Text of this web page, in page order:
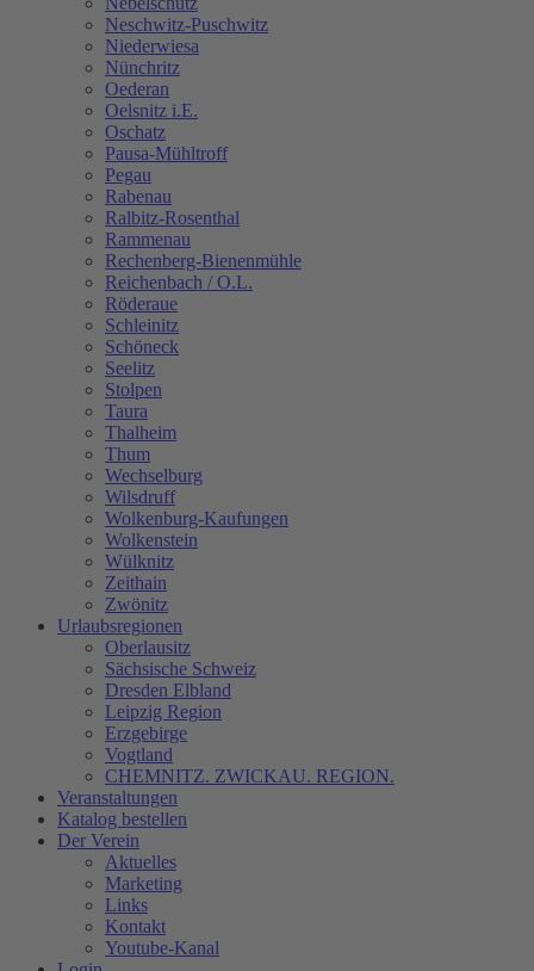
Neschwitz-Puschwitz
Niederwiesa
Nünchritz
Oederan
Oelsnitz i.E.
Oschatz
Pausa-Mühltroff
Pegau
Rabenau
Ralbitz-Rosenthal
Rammenau
Rechenberg-Bienenmühle
Reichenbach / O.L.
Röderaue
Schleinitz
Schöneck
Seelitz
Stolpen
Taura
Thalheim
Thum
Wechselburg
Wilsdruff
Wolkenburg-Kaufungen
Wolkenstein
Wülknitz
Zeithain
Zwönitz
Urlaubsregionen
Oberlausitz
Sächsische Schweiz
Dresden Elbland
Leipzig Region
Erzgebirge
Vogtland
CHEMNITZ. ZWICKAU. REGION.
Veranstaltungen
Katalog bestellen
Der Verein
Aktuelles
Marketing
Links
Kontakt
Youtube-Kanal